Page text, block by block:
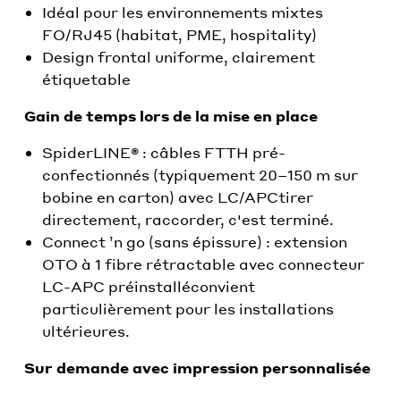
Idéal pour les environnements mixtes
FO/RJ45 (habitat, PME, hospitality)
Design frontal uniforme, clairement
étiquetable
Gain de temps lors de la mise en place
SpiderLINE® : câbles FTTH pré-
confectionnés (typiquement 20–150 m sur
bobine en carton) avec LC/APCtirer
directement, raccorder, c'est terminé.
Connect ’n go (sans épissure) : extension
OTO à 1 fibre rétractable avec connecteur
LC-APC préinstalléconvient
particulièrement pour les installations
ultérieures.
Sur demande avec impression personnalisée